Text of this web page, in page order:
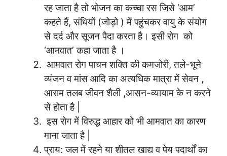
रह जाता है तो भोजन का कच्चा रस जिसे ‘आम’
कहते हैं, संधियों (जोड़ो ) में पहुंचकर वायु के संयोग
से दर्द और सूजन पैदा करता है। इसी रोग को
‘आमवात’ कहा जाता है ।
आमवात रोग पाचन शक्ति की कमजोरी, तले-भूने
व्यंजन व मांस आदि का अत्यधिक मात्रा में सेवन ,
आराम तलब जीवन शैली ,आसन-व्यायाम के न करने
से होता है |
इस रोग में विरुद्ध आहार को भी आमवात का कारण
माना जाता है |
प्राय: जल में रहने या शीतल खाद्य व पेय पदार्थों का